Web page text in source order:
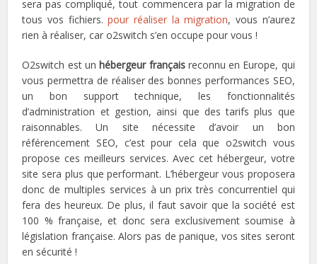
sera pas compliqué, tout commencera par la migration de
tous vos fichiers.pour réaliser la migration, vous n’aurez
rien à réaliser, car o2switch s’en occupe pour vous !
O2switch est unhébergeur françaisreconnu en Europe, qui
vous permettra de réaliser des bonnes performances SEO,
un bon support technique, les fonctionnalités
d’administration et gestion, ainsi que des tarifs plus que
raisonnables. Un site nécessite d’avoir un bon
référencement SEO, c’est pour cela que o2switch vous
propose ces meilleurs services. Avec cet hébergeur, votre
site sera plus que performant. L’hébergeur vous proposera
donc de multiples services à un prix très concurrentiel qui
fera des heureux. De plus, il faut savoir que la société est
100 % française, et donc sera exclusivement soumise à
législation française. Alors pas de panique, vos sites seront
en sécurité !